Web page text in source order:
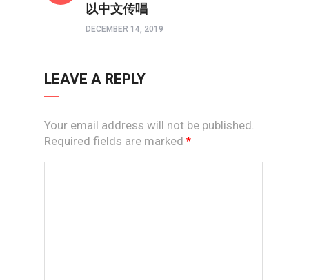
以中文传唱
DECEMBER 14, 2019
LEAVE A REPLY
Your email address will not be published.
Required fields are marked *